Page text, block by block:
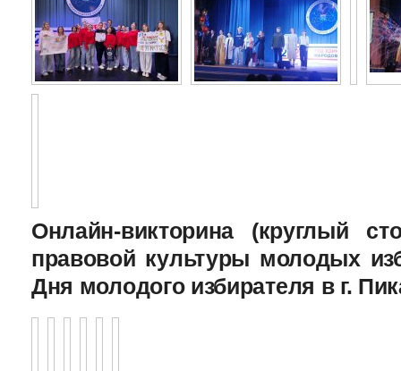
Онлайн-викторина (круглый
правовой культуры молодых
Дня молодого избирателя в г.